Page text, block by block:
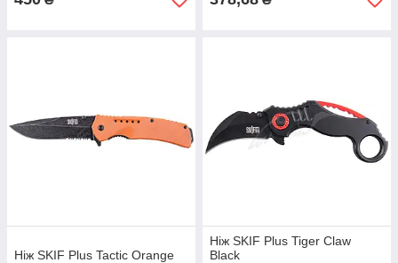
Ніж SKIF Plus Tactic Orange
Ніж SKIF Plus Tiger Claw
Black